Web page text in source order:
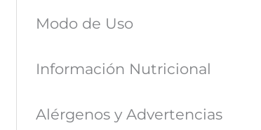
Modo de Uso
Información Nutricional
Alérgenos y Advertencias